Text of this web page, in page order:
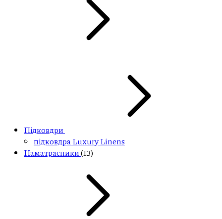
Підковдри
підковдра Luxury Linens
Наматрасники(13)